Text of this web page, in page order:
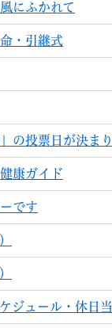
にふかれて
・引継式
の投票日が決ま
康ガイド
です
ジュール・休日